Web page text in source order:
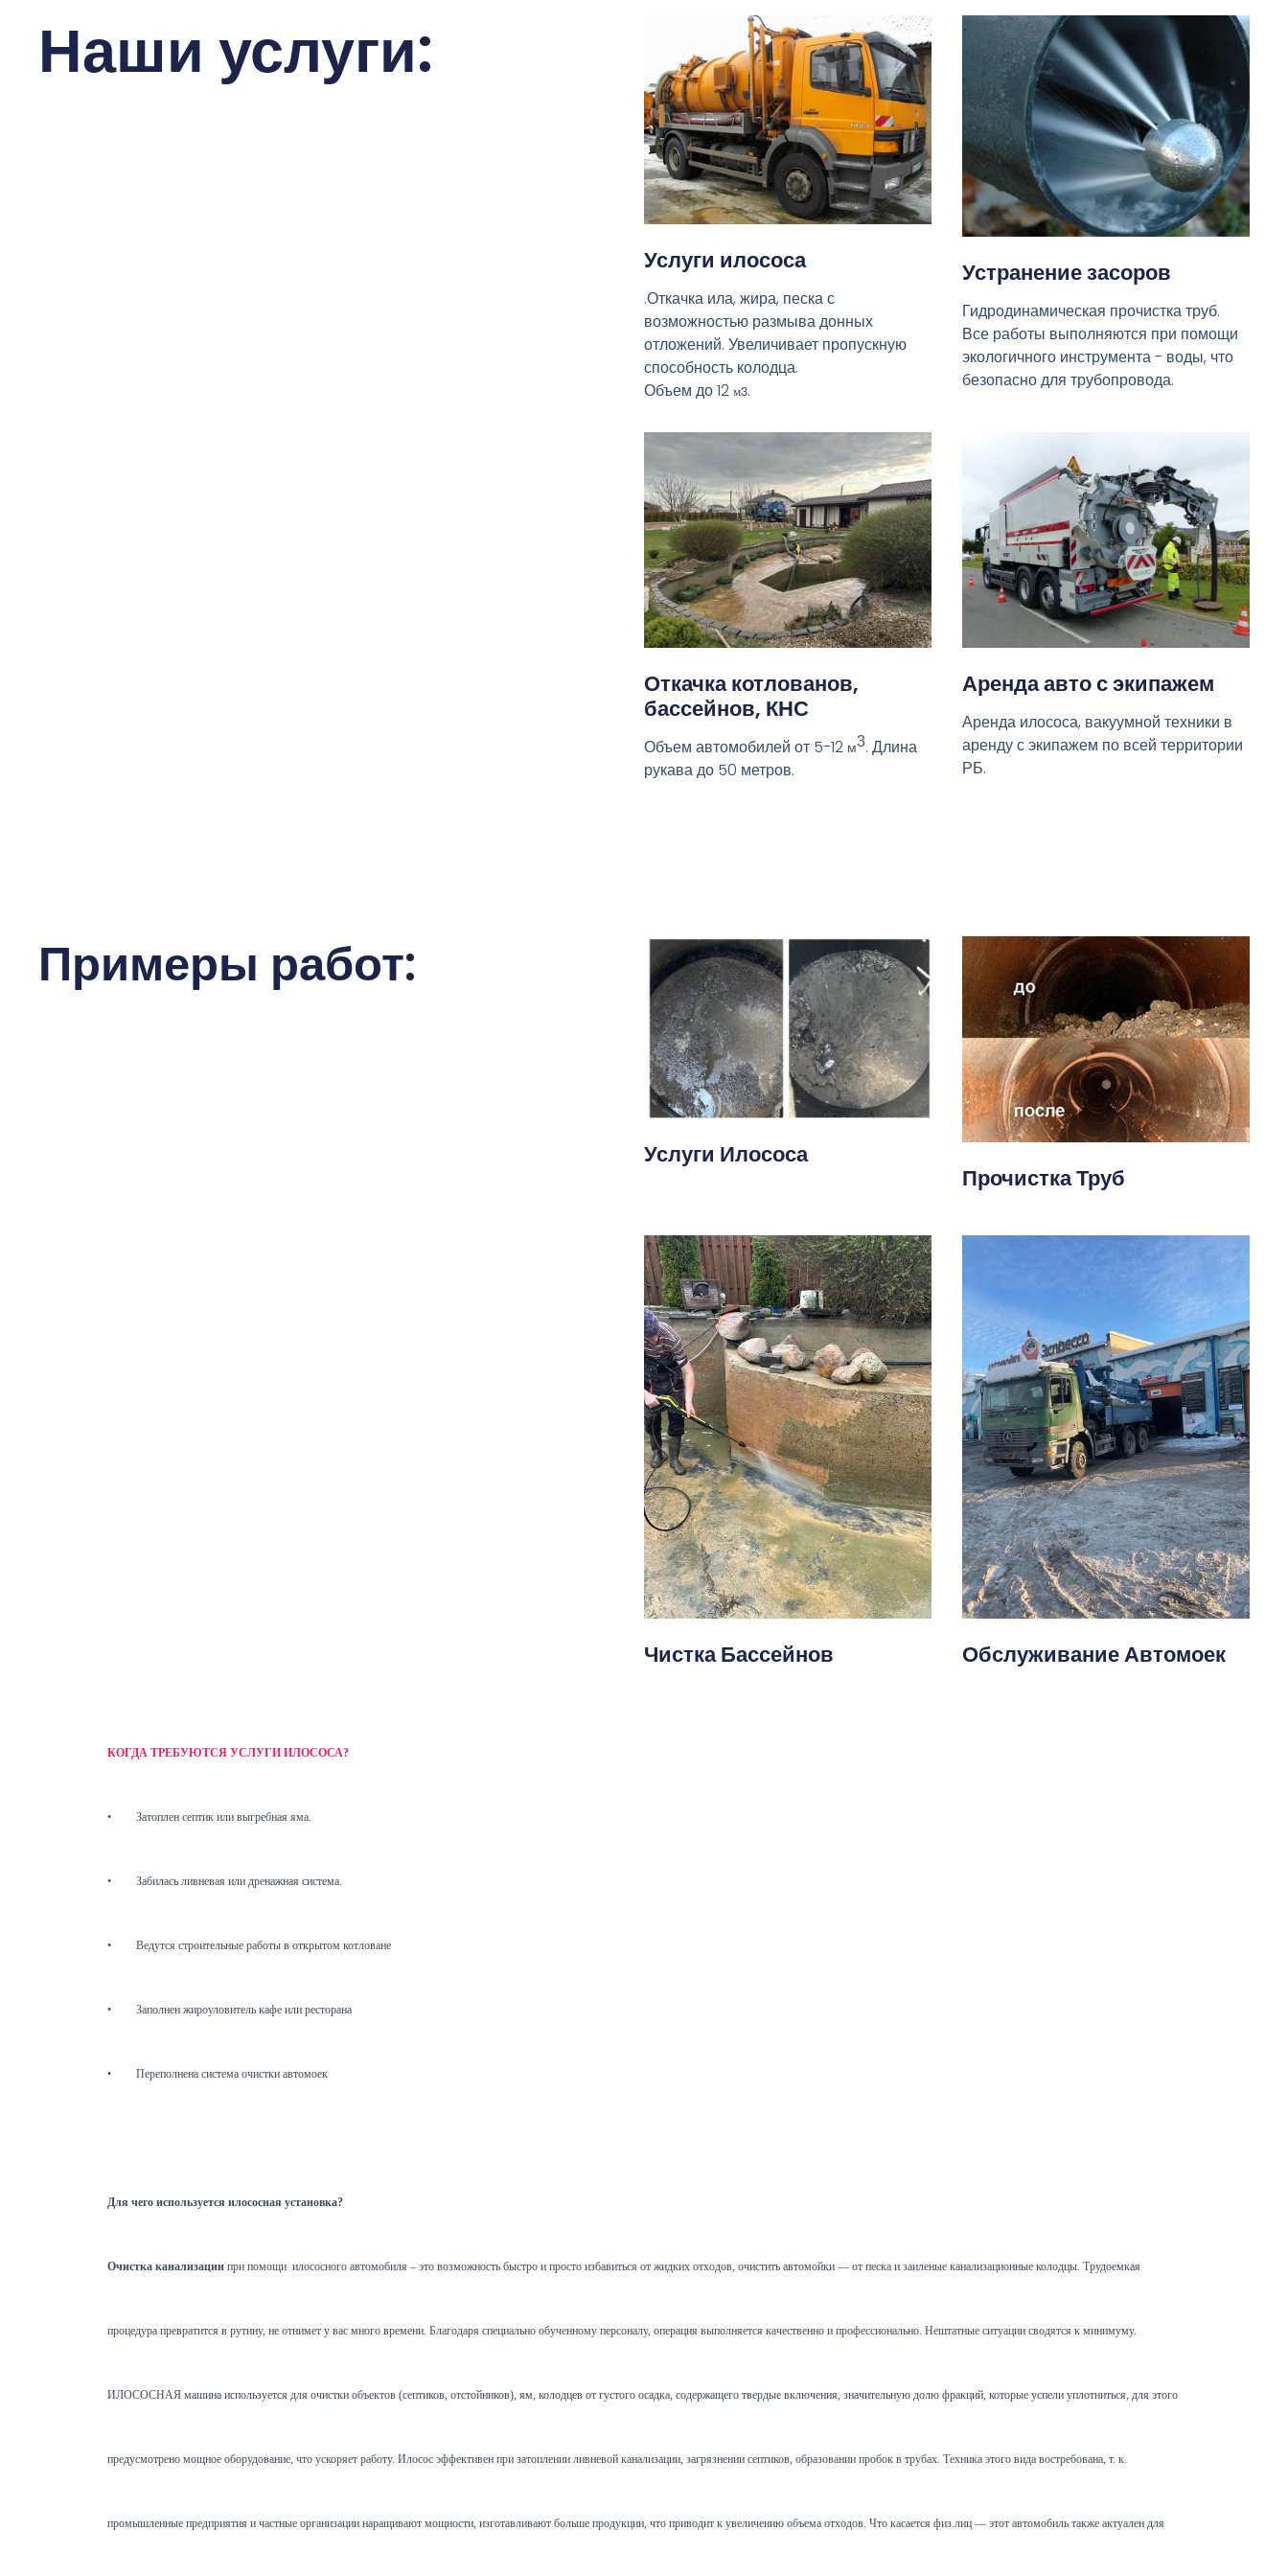
Наши услуги:
Услуги илососа
.Откачка ила, жира, песка с
возможностью размыва донных
отложений. Увеличивает пропускную
способность колодца.
Объем до 12 м3.
Устранение засоров
Гидродинамическая прочистка труб.
Все работы выполняются при помощи
экологичного инструмента - воды, что
безопасно для трубопровода.
Откачка котлованов,
бассейнов, КНС
Объем автомобилей от 5-12 м3. Длина
рукава до 50 метров.
Аренда авто с экипажем
Аренда илососа, вакуумной техники в
аренду с экипажем по всей территории
РБ.
Примеры работ:
Услуги Илососа
Прочистка Труб
Чистка Бассейнов Обслуживание Автомоек
КОГДА ТРЕБУЮТСЯ УСЛУГИ ИЛОСОСА?
• Затоплен септик или выгребная яма.
• Забилась ливневая или дренажная система.
• Ведутся строительные работы в открытом котловане
• Заполнен жироуловитель кафе или ресторана
• Переполнена система очистки автомоек
Для чего используется илососная установка?
Очистка канализации при помощи илососного автомобиля – это возможность быстро и просто избавиться от жидких отходов, очистить автомойки — от песка и заиленые канализационные колодцы. Трудоемкая
процедура превратится в рутину, не отнимет у вас много времени. Благодаря специально обученному персоналу, операция выполняется качественно и профессионально. Нештатные ситуации сводятся к минимуму.
ИЛОСОСНАЯ машина используется для очистки объектов (септиков, отстойников), ям, колодцев от густого осадка, содержащего твердые включения, значительную долю фракций, которые успели уплотниться, для этого
предусмотрено мощное оборудование, что ускоряет работу. Илосос эффективен при затоплении ливневой канализации, загрязнении септиков, образовании пробок в трубах. Техника этого вида востребована, т. к.
промышленные предприятия и частные организации наращивают мощности, изготавливают больше продукции, что приводит к увеличению объема отходов. Что касается физ.лиц — этот автомобиль также актуален для